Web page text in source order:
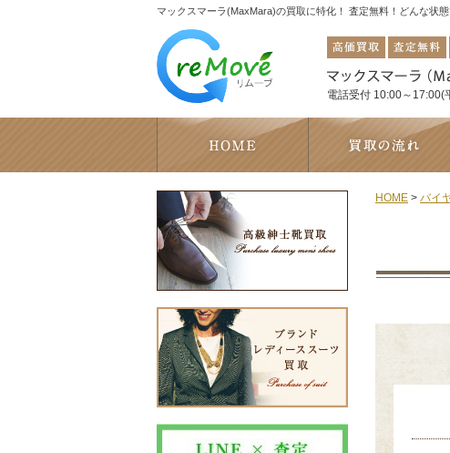
マックスマーラ(MaxMara)の買取に特化！ 査定無料！どんな状
電話受付 10:00～17:00(
HOME > バイ